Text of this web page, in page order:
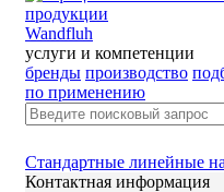
Wandfluh
услуги и компетенции
бренды производство
по применению
Стандартные линейные
Контактная информация